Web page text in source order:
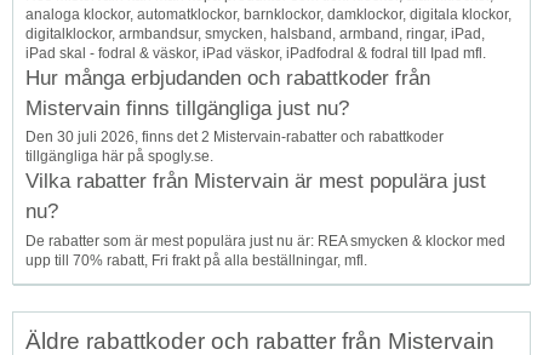
analoga klockor, automatklockor, barnklockor, damklockor, digitala klockor,
digitalklockor, armbandsur, smycken, halsband, armband, ringar, iPad,
iPad skal - fodral & väskor, iPad väskor, iPadfodral & fodral till Ipad mfl.
Hur många erbjudanden och rabattkoder från
Mistervain finns tillgängliga just nu?
Den 30 juli 2026, finns det 2 Mistervain-rabatter och rabattkoder
tillgängliga här på spogly.se.
Vilka rabatter från Mistervain är mest populära just
nu?
De rabatter som är mest populära just nu är: REA smycken & klockor med
upp till 70% rabatt, Fri frakt på alla beställningar, mfl.
Äldre rabattkoder och rabatter från Mistervain